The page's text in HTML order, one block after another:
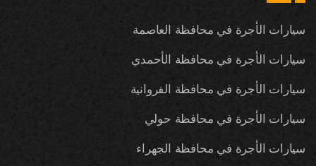
سيارات الأجرة في محافظة العاصمة
سيارات الأجرة في محافظة الأحمدي
سيارات الأجرة في محافظة الفروانية
سيارات الأجرة في محافظة حولي
سيارات الأجرة في محافظة الجهراء